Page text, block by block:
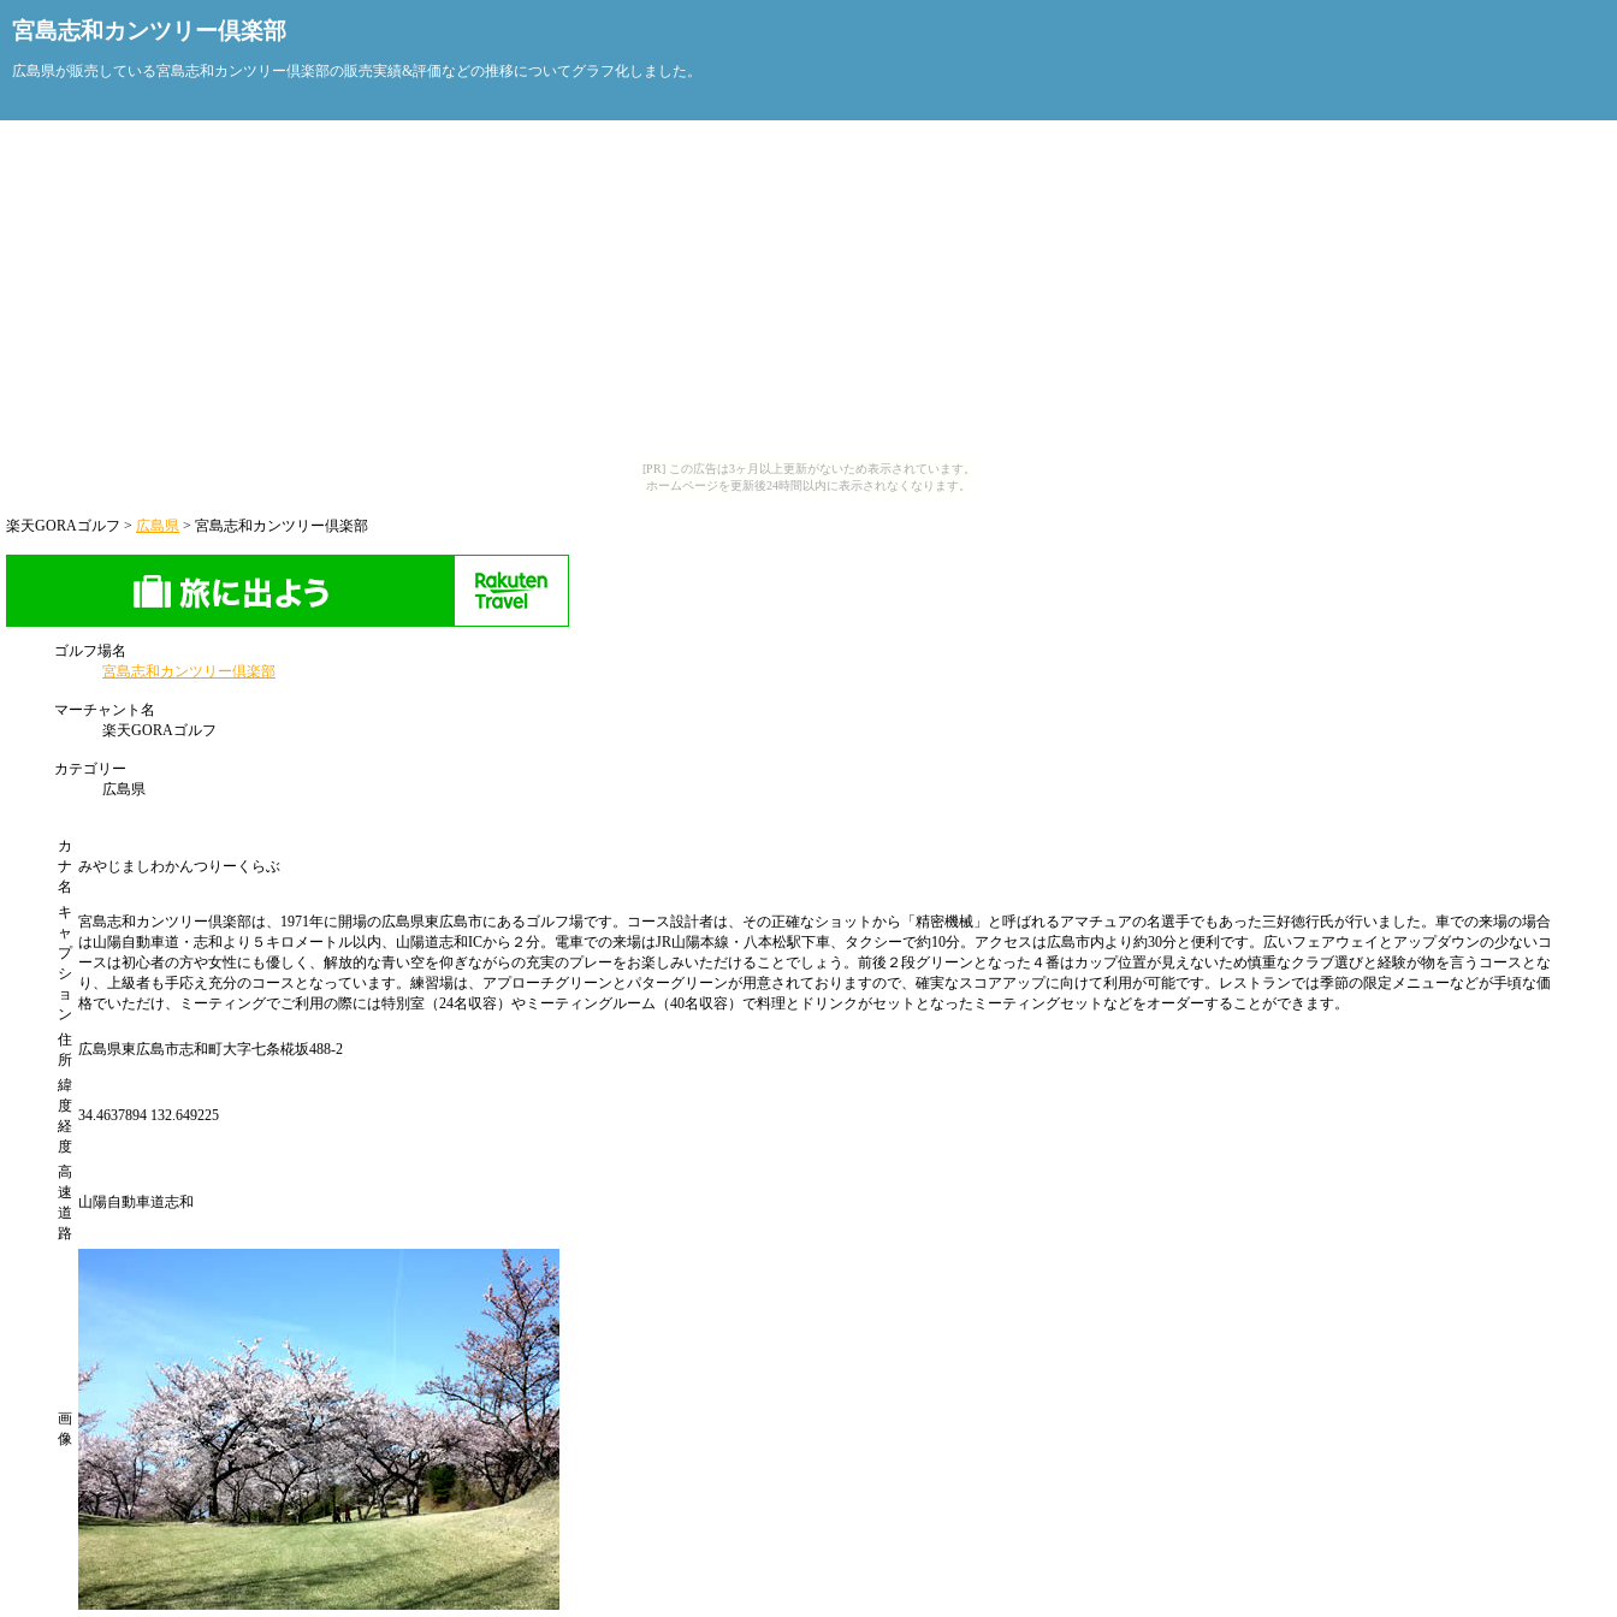
[PR] この広告は3ヶ月以上更新がないため表示されています。
ホームページを更新後24時間以内に表示されなくなります。
宮島志和カンツリー倶楽部
広島県が販売している宮島志和カンツリー倶楽部の販売実績&評価などの推移についてグラフ化しました。
楽天GORAゴルフ > 広島県 > 宮島志和カンツリー倶楽部
ゴルフ場名
宮島志和カンツリー倶楽部
マーチャント名
楽天GORAゴルフ
カテゴリー
広島県
カ
ナ
名
みやじましわかんつりーくらぶ
キ
ャ
プ
シ
ョ
ン
宮島志和カンツリー倶楽部は、1971年に開場の広島県東広島市にあるゴルフ場です。コース設計者は、その正確なショットから「精密機械」と呼ばれるアマチュアの名選手でもあった三好徳行氏が行いました。車での来場の場合
は山陽自動車道・志和より５キロメートル以内、山陽道志和ICから２分。電車での来場はJR山陽本線・八本松駅下車、タクシーで約10分。アクセスは広島市内より約30分と便利です。広いフェアウェイとアップダウンの少ないコ
ースは初心者の方や女性にも優しく、解放的な青い空を仰ぎながらの充実のプレーをお楽しみいただけることでしょう。前後２段グリーンとなった４番はカップ位置が見えないため慎重なクラブ選びと経験が物を言うコースとな
り、上級者も手応え充分のコースとなっています。練習場は、アプローチグリーンとパターグリーンが用意されておりますので、確実なスコアアップに向けて利用が可能です。レストランでは季節の限定メニューなどが手頃な価
格でいただけ、ミーティングでご利用の際には特別室（24名収容）やミーティングルーム（40名収容）で料理とドリンクがセットとなったミーティングセットなどをオーダーすることができます。
住
所
広島県東広島市志和町大字七条椛坂488-2
緯
度
経
度
34.4637894 132.649225
高
速
道
路
山陽自動車道志和
画
像